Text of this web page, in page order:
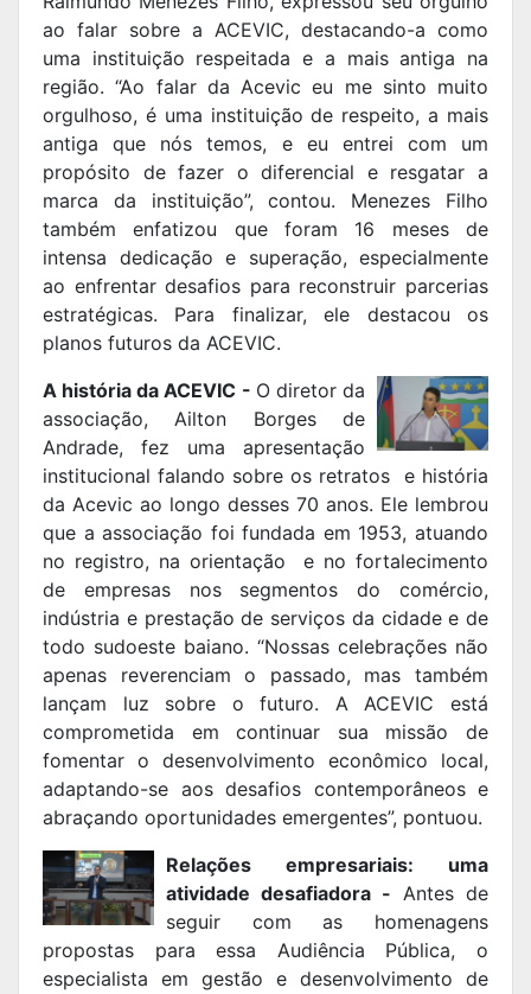
ao falar sobre a ACEVIC, destacando-a como
uma instituição respeitada e a mais antiga na
região. “Ao falar da Acevic eu me sinto muito
orgulhoso, é uma instituição de respeito, a mais
antiga que nós temos, e eu entrei com um
propósito de fazer o diferencial e resgatar a
marca da instituição”, contou. Menezes Filho
também enfatizou que foram 16 meses de
intensa dedicação e superação, especialmente
ao enfrentar desafios para reconstruir parcerias
estratégicas. Para finalizar, ele destacou os
planos futuros da ACEVIC.
A história da ACEVIC - O diretor da
associação, Ailton Borges de
Andrade, fez uma apresentação
institucional falando sobre os retratos e história
da Acevic ao longo desses 70 anos. Ele lembrou
que a associação foi fundada em 1953, atuando
no registro, na orientação e no fortalecimento
de empresas nos segmentos do comércio,
indústria e prestação de serviços da cidade e de
todo sudoeste baiano. “Nossas celebrações não
apenas reverenciam o passado, mas também
lançam luz sobre o futuro. A ACEVIC está
comprometida em continuar sua missão de
fomentar o desenvolvimento econômico local,
adaptando-se aos desafios contemporâneos e
abraçando oportunidades emergentes”, pontuou.
Relações empresariais: uma
atividade desafiadora - Antes de
seguir com as homenagens
propostas para essa Audiência Pública, o
especialista em gestão e desenvolvimento de